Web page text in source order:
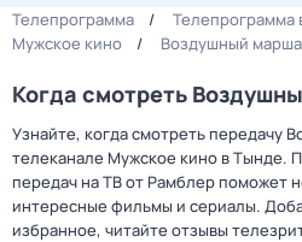
Телепрограмма
Телепрограмма
Мужское кино
Воздушный
Когда смотреть
Узнайте, когда смотреть передачу
телеканале Мужское кино в Тынде.
передач на ТВ от Рамблер поможет
интересные фильмы и сериалы.
избранное, читайте отзывы